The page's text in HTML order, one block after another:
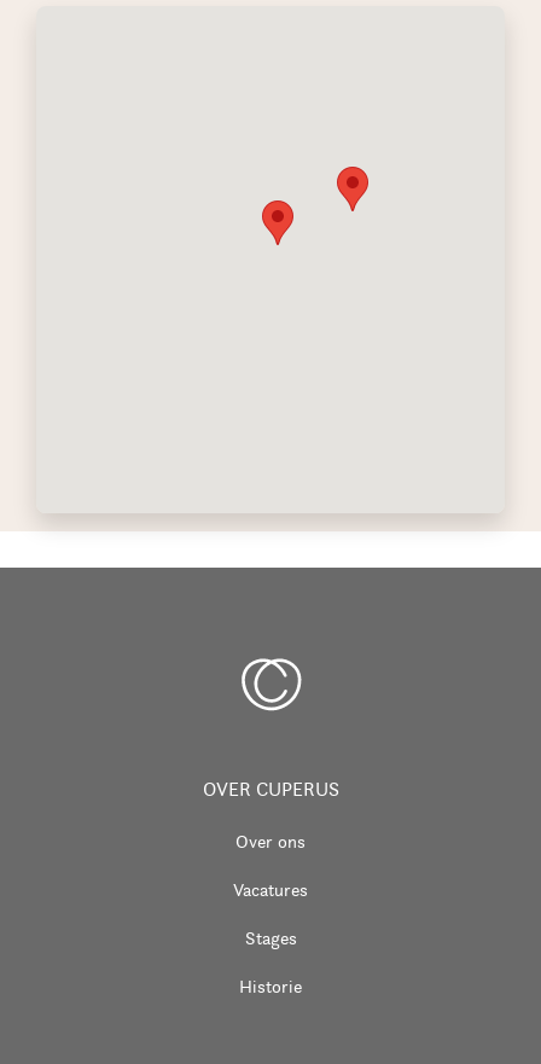
OVER CUPERUS
Over ons
Vacatures
Stages
Historie